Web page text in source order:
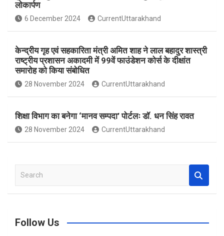
लोकार्पण
6 December 2024 CurrentUttarakhand
केन्द्रीय गृह एवं सहकारिता मंत्री अमित शाह ने लाल बहादुर शास्त्री
राष्ट्रीय प्रशासन अकादमी में 99वें फाउंडेशन कोर्स के दीक्षांत
समारोह को किया संबोधित
28 November 2024 CurrentUttarakhand
शिक्षा विभाग का बनेगा ‘मानव सम्पदा’ पोर्टलः डॉ. धन सिंह रावत
28 November 2024 CurrentUttarakhand
a
c
Follow Us